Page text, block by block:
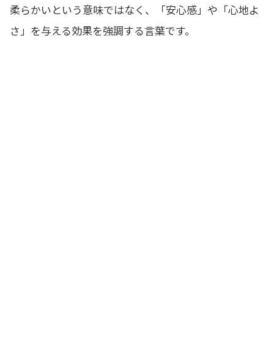
柔らかいという意味ではなく、「安心感」や「心地よ
さ」を与える効果を強調する言葉です。